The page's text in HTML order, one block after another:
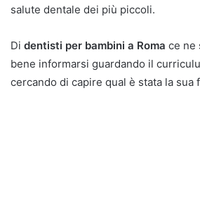
salute dentale dei più piccoli.
Di dentisti per bambini a Roma ce ne
bene informarsi guardando il
cercando di capire qual è stata la sua